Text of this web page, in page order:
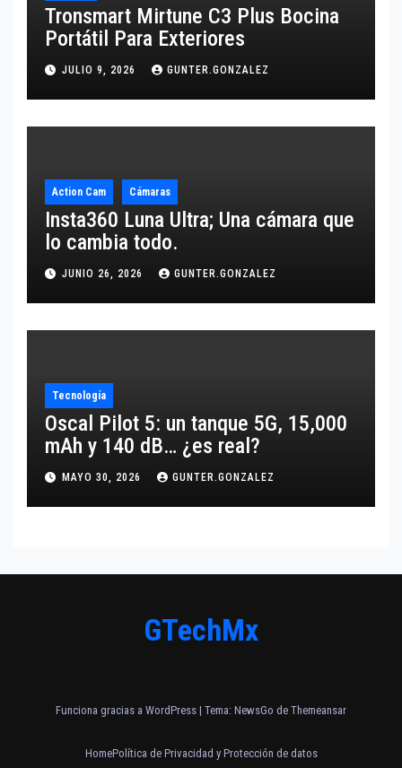
Tronsmart Mirtune C3 Plus Bocina
Portátil Para Exteriores
JULIO 9, 2026 GUNTER.GONZALEZ
Action Cam Cámaras
Insta360 Luna Ultra; Una cámara que
lo cambia todo.
JUNIO 26, 2026 GUNTER.GONZALEZ
Tecnología
Oscal Pilot 5: un tanque 5G, 15,000
mAh y 140 dB… ¿es real?
MAYO 30, 2026 GUNTER.GONZALEZ
GTechMx
Funciona gracias a WordPress | Tema: NewsGo de Themeansar
HomePolítica de Privacidad y Protección de datos